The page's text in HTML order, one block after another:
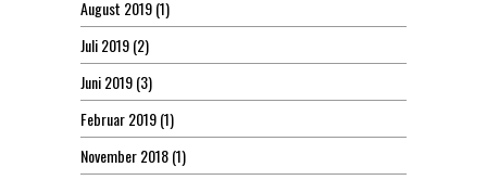
August 2019(1)
Juli 2019(2)
Juni 2019(3)
Februar 2019(1)
November 2018(1)